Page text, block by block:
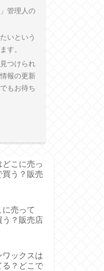
管理人の
いという
す。
つけられ
報の更新
もお待ち
こに売っ
買う？販売
売って
う？販売店
ワックスは
る？どこで